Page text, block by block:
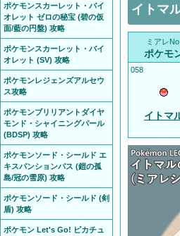
イトマ
ミアレ
ポケモ
058
イトマ
ポケモンスカーレット・バイ
オレット ゼロの秘宝 (碧の仮
面/藍の円盤) 攻略
ポケモンスカーレット・バイ
オレット (SV) 攻略
ポケモンレジェンズアルセウ
ス攻略
ポケモンブリリアントダイヤ
モンド・シャイニングパール
(BDSP) 攻略
ポケモンソード・シールド エ
キスパンションパス (鎧の孤
島/冠の雪原) 攻略
ポケモンソード・シールド (剣
盾) 攻略
ポケモン Let's Go! ピカチュ